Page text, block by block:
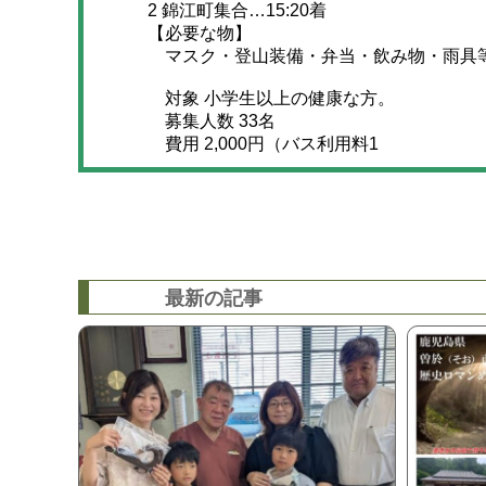
2 錦江町集合…15:20着
【必要な物】
マスク・登山装備・弁当・飲み物・雨具
対象 小学生以上の健康な方。
募集人数 33名
費用 2,000円（バス利用料1
最新の記事